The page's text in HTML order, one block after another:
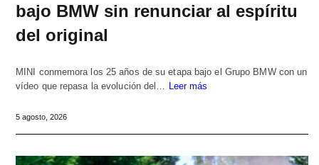
bajo BMW sin renunciar al espíritu
del original
MINI conmemora los 25 años de su etapa bajo el Grupo BMW con un
vídeo que repasa la evolución del…
Leer más
5 agosto, 2026